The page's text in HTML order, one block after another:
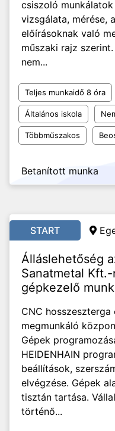
csiszoló
vizsgálata, mérése,
előírásoknak való
műszaki rajz
nem...
Teljes munkaidő 8 óra
Általános iskola
Többműszakos
Betanított munka
START
Álláslehetőség
Sanatmetal
gépkezelő
CNC hosszeszterga
megmunkáló
Gépek
HEIDENHAIN
beállítások,
elvégzése. Gépek
tisztán tartása.
történő...